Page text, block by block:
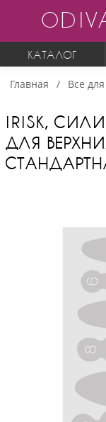
КАТАЛОГ
Главная Все
IRISK,
ДЛЯ